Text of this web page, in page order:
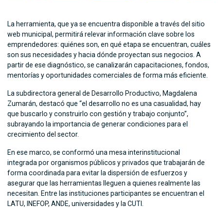
La herramienta, que ya se encuentra disponible a través del sitio
web municipal, permitirá relevar información clave sobre los
emprendedores: quiénes son, en qué etapa se encuentran, cuáles
son sus necesidades y hacia dónde proyectan sus negocios. A
partir de ese diagnóstico, se canalizarán capacitaciones, fondos,
mentorías y oportunidades comerciales de forma más eficiente.
La subdirectora general de Desarrollo Productivo, Magdalena
Zumarán, destacó que “el desarrollo no es una casualidad, hay
que buscarlo y construirlo con gestión y trabajo conjunto”,
subrayando la importancia de generar condiciones para el
crecimiento del sector.
En ese marco, se conformó una mesa interinstitucional
integrada por organismos públicos y privados que trabajarán de
forma coordinada para evitar la dispersión de esfuerzos y
asegurar que las herramientas lleguen a quienes realmente las
necesitan. Entre las instituciones participantes se encuentran el
LATU, INEFOP, ANDE, universidades y la CUTI.